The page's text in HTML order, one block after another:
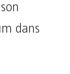
dans